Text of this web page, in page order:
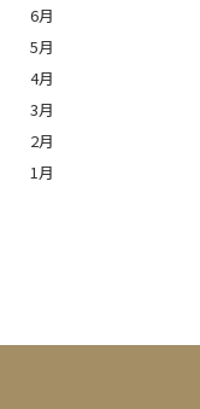
6月
5月
4月
3月
2月
1月